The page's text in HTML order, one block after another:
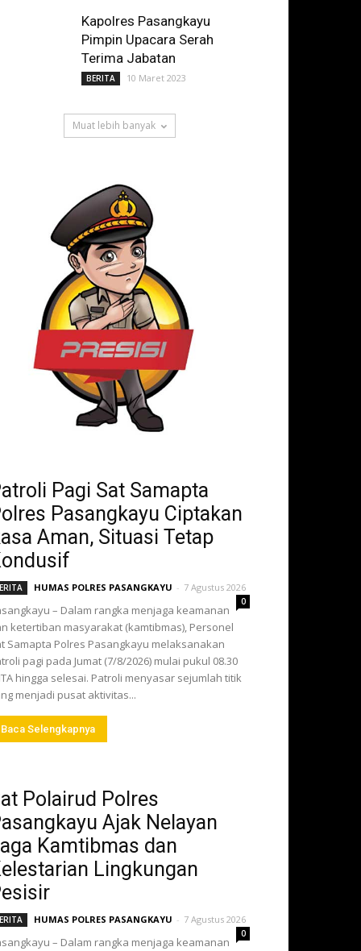
Kapolres Pasangkayu
Pimpin Upacara Serah
Terima Jabatan
BERITA 10 Maret 2023
Muat lebih banyak
Pagi Sat Samapta
Pasangkayu Ciptakan
Aman, Situasi Tetap
HUMAS POLRES PASANGKAYU - 7 Agustus 2026
0
– Dalam rangka menjaga keamanan
ketertiban masyarakat (kamtibmas), Personel
Samapta Polres Pasangkayu melaksanakan
pagi pada Jumat (7/8/2026) mulai pukul 08.30
hingga selesai. Patroli menyasar sejumlah titik
menjadi pusat aktivitas...
Baca Selengkapnya
Polairud Polres
Ajak Nelayan
Kamtibmas dan
Lingkungan
HUMAS POLRES PASANGKAYU - 7 Agustus 2026
0
– Dalam rangka menjaga keamanan